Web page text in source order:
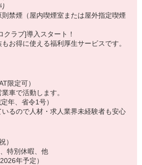
禁煙（屋内喫煙室または屋外指定喫煙
ラブ]導入スタート！
お得に使える福利厚生サービスです。
限定可）
車で活動します。
年、省令1号）
るので人材・求人業界未経験者も安心
）
特別休暇、他
年予定）